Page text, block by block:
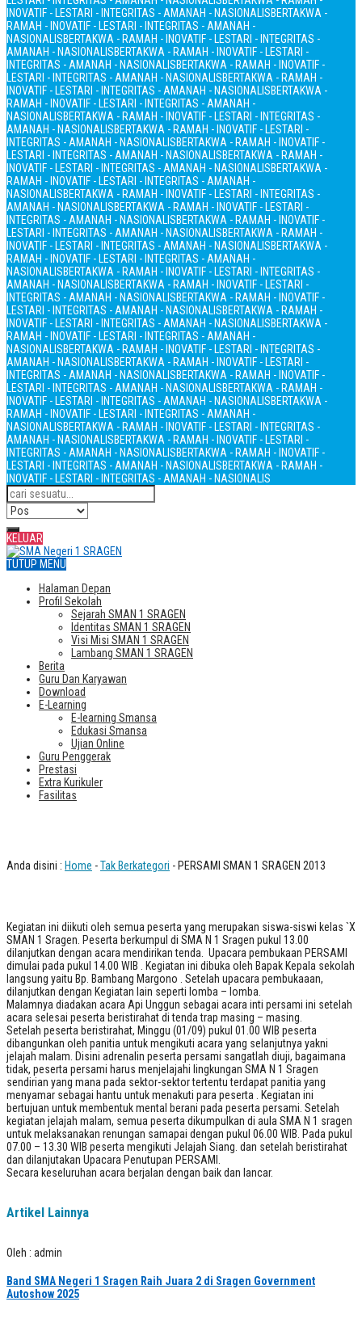
INOVATIF - LESTARI - INTEGRITAS - AMANAH - NASIONALISBERTAKWA -
RAMAH - INOVATIF - LESTARI - INTEGRITAS - AMANAH -
NASIONALISBERTAKWA - RAMAH - INOVATIF - LESTARI - INTEGRITAS -
AMANAH - NASIONALISBERTAKWA - RAMAH - INOVATIF - LESTARI -
INTEGRITAS - AMANAH - NASIONALISBERTAKWA - RAMAH - INOVATIF -
LESTARI - INTEGRITAS - AMANAH - NASIONALISBERTAKWA - RAMAH -
INOVATIF - LESTARI - INTEGRITAS - AMANAH - NASIONALISBERTAKWA -
RAMAH - INOVATIF - LESTARI - INTEGRITAS - AMANAH -
NASIONALISBERTAKWA - RAMAH - INOVATIF - LESTARI - INTEGRITAS -
AMANAH - NASIONALISBERTAKWA - RAMAH - INOVATIF - LESTARI -
INTEGRITAS - AMANAH - NASIONALISBERTAKWA - RAMAH - INOVATIF -
LESTARI - INTEGRITAS - AMANAH - NASIONALISBERTAKWA - RAMAH -
INOVATIF - LESTARI - INTEGRITAS - AMANAH - NASIONALISBERTAKWA -
RAMAH - INOVATIF - LESTARI - INTEGRITAS - AMANAH -
NASIONALISBERTAKWA - RAMAH - INOVATIF - LESTARI - INTEGRITAS -
AMANAH - NASIONALISBERTAKWA - RAMAH - INOVATIF - LESTARI -
INTEGRITAS - AMANAH - NASIONALISBERTAKWA - RAMAH - INOVATIF -
LESTARI - INTEGRITAS - AMANAH - NASIONALISBERTAKWA - RAMAH -
INOVATIF - LESTARI - INTEGRITAS - AMANAH - NASIONALISBERTAKWA -
RAMAH - INOVATIF - LESTARI - INTEGRITAS - AMANAH -
NASIONALISBERTAKWA - RAMAH - INOVATIF - LESTARI - INTEGRITAS -
AMANAH - NASIONALISBERTAKWA - RAMAH - INOVATIF - LESTARI -
INTEGRITAS - AMANAH - NASIONALISBERTAKWA - RAMAH - INOVATIF -
LESTARI - INTEGRITAS - AMANAH - NASIONALISBERTAKWA - RAMAH -
INOVATIF - LESTARI - INTEGRITAS - AMANAH - NASIONALISBERTAKWA -
RAMAH - INOVATIF - LESTARI - INTEGRITAS - AMANAH -
NASIONALISBERTAKWA - RAMAH - INOVATIF - LESTARI - INTEGRITAS -
AMANAH - NASIONALISBERTAKWA - RAMAH - INOVATIF - LESTARI -
INTEGRITAS - AMANAH - NASIONALISBERTAKWA - RAMAH - INOVATIF -
LESTARI - INTEGRITAS - AMANAH - NASIONALISBERTAKWA - RAMAH -
INOVATIF - LESTARI - INTEGRITAS - AMANAH - NASIONALISBERTAKWA -
RAMAH - INOVATIF - LESTARI - INTEGRITAS - AMANAH -
NASIONALISBERTAKWA - RAMAH - INOVATIF - LESTARI - INTEGRITAS -
AMANAH - NASIONALISBERTAKWA - RAMAH - INOVATIF - LESTARI -
INTEGRITAS - AMANAH - NASIONALISBERTAKWA - RAMAH - INOVATIF -
LESTARI - INTEGRITAS - AMANAH - NASIONALISBERTAKWA - RAMAH -
INOVATIF - LESTARI - INTEGRITAS - AMANAH - NASIONALIS
KELUAR
TUTUP MENU
Halaman Depan
Profil Sekolah
Sejarah SMAN 1 SRAGEN
Identitas SMAN 1 SRAGEN
Visi Misi SMAN 1 SRAGEN
Lambang SMAN 1 SRAGEN
Berita
Guru Dan Karyawan
Download
E-Learning
E-learning Smansa
Edukasi Smansa
Ujian Online
Guru Penggerak
Prestasi
Extra Kurikuler
Fasilitas
Anda disini : Home -Tak Berkategori - PERSAMI SMAN 1 SRAGEN 2013
Kegiatan ini diikuti oleh semua peserta yang merupakan siswa-siswi kelas `X
SMAN 1 Sragen. Peserta berkumpul di SMA N 1 Sragen pukul 13.00
dilanjutkan dengan acara mendirikan tenda. Upacara pembukaan PERSAMI
dimulai pada pukul 14.00 WIB . Kegiatan ini dibuka oleh Bapak Kepala sekolah
langsung yaitu Bp. Bambang Margono . Setelah upacara pembukaaan,
dilanjutkan dengan Kegiatan lain seperti lomba – lomba.
Malamnya diadakan acara Api Unggun sebagai acara inti persami ini setelah
acara selesai peserta beristirahat di tenda trap masing – masing.
Setelah peserta beristirahat, Minggu (01/09) pukul 01.00 WIB peserta
dibangunkan oleh panitia untuk mengikuti acara yang selanjutnya yakni
jelajah malam. Disini adrenalin peserta persami sangatlah diuji, bagaimana
tidak, peserta persami harus menjelajahi lingkungan SMA N 1 Sragen
sendirian yang mana pada sektor-sektor tertentu terdapat panitia yang
menyamar sebagai hantu untuk menakuti para peserta . Kegiatan ini
bertujuan untuk membentuk mental berani pada peserta persami. Setelah
kegiatan jelajah malam, semua peserta dikumpulkan di aula SMA N 1 sragen
untuk melaksanakan renungan samapai dengan pukul 06.00 WIB. Pada pukul
07.00 – 13.30 WIB peserta mengikuti Jelajah Siang. dan setelah beristirahat
dan dilanjutakan Upacara Penutupan PERSAMI.
Secara keseluruhan acara berjalan dengan baik dan lancar.
Artikel Lainnya
Oleh : admin
Band SMA Negeri 1 Sragen Raih Juara 2 di Sragen Government
Autoshow 2025